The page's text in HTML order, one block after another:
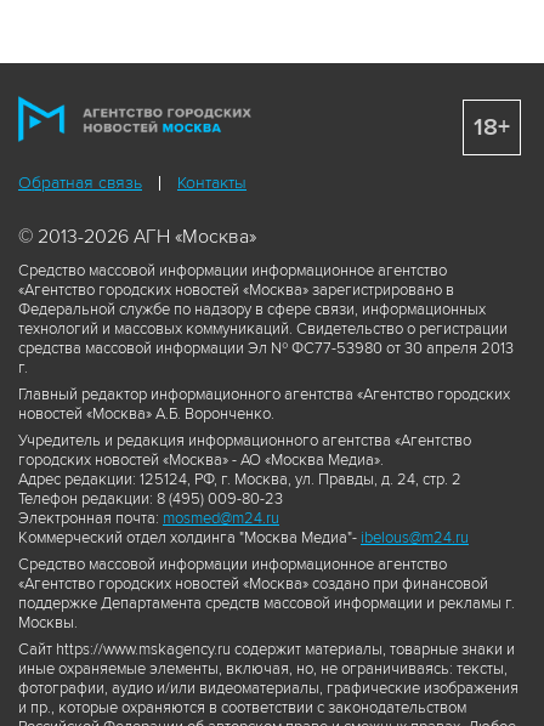
Обратная связь Контакты
© 2013-2026 АГН «Москва»
Средство массовой информации информационное агентство
«Агентство городских новостей «Москва» зарегистрировано в
Федеральной службе по надзору в сфере связи, информационных
технологий и массовых коммуникаций. Свидетельство о регистрации
средства массовой информации Эл № ФС77-53980 от 30 апреля 2013
г.
Главный редактор информационного агентства «Агентство городских
новостей «Москва» А.Б. Воронченко.
Учредитель и редакция информационного агентства «Агентство
городских новостей «Москва» - АО «Москва Медиа».
Адрес редакции: 125124, РФ, г. Москва, ул. Правды, д. 24, стр. 2
Телефон редакции: 8 (495) 009-80-23
Электронная почта: mosmed@m24.ru
Коммерческий отдел холдинга "Москва Медиа"- ibelous@m24.ru
Средство массовой информации информационное агентство
«Агентство городских новостей «Москва» создано при финансовой
поддержке Департамента средств массовой информации и рекламы г.
Москвы.
Сайт https://www.mskagency.ru содержит материалы, товарные знаки и
иные охраняемые элементы, включая, но, не ограничиваясь: тексты,
фотографии, аудио и/или видеоматериалы, графические изображения
и пр., которые охраняются в соответствии с законодательством
18+